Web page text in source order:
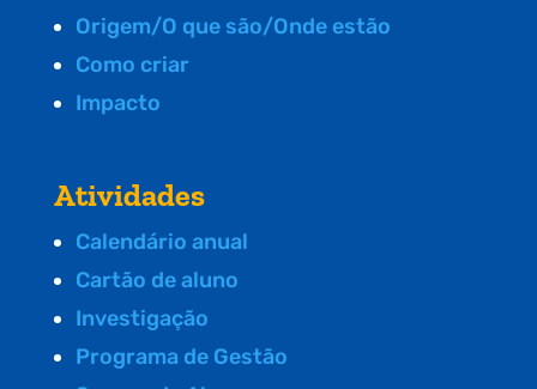
Origem/O que são/Onde estão
Como criar
Impacto
Atividades
Calendário anual
Cartão de aluno
Investigação
Programa de Gestão